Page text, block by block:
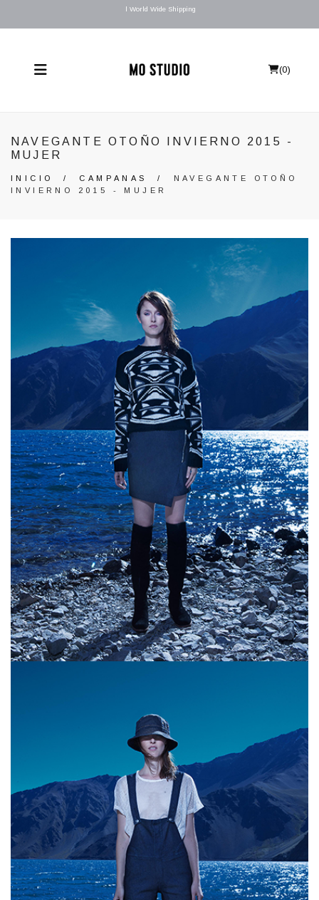
l World Wide Shipping
(0)
NAVEGANTE OTOÑO INVIERNO 2015 -
MUJER
INICIO / CAMPANAS /
NAVEGANTE OTOÑO
INVIERNO 2015 - MUJER